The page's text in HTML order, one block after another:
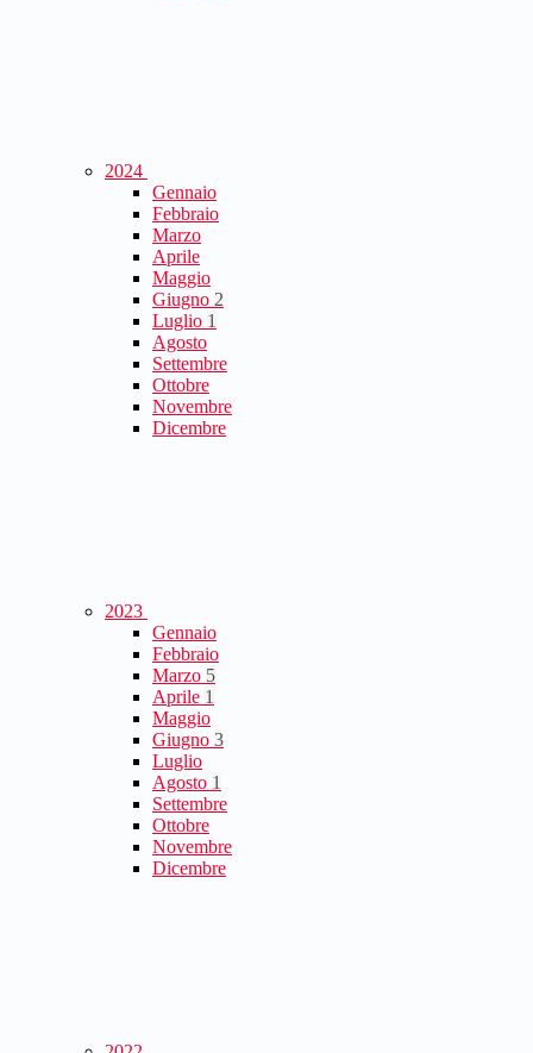
2024
Gennaio
Febbraio
Marzo
Aprile
Maggio
Giugno 2
Luglio 1
Agosto
Settembre
Ottobre
Novembre
Dicembre
2023
Gennaio
Febbraio
Marzo 5
Aprile 1
Maggio
Giugno 3
Luglio
Agosto 1
Settembre
Ottobre
Novembre
Dicembre